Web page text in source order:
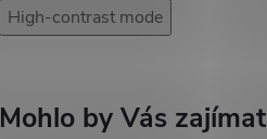
High-contrast mode
Mohlo by Vás zajímat